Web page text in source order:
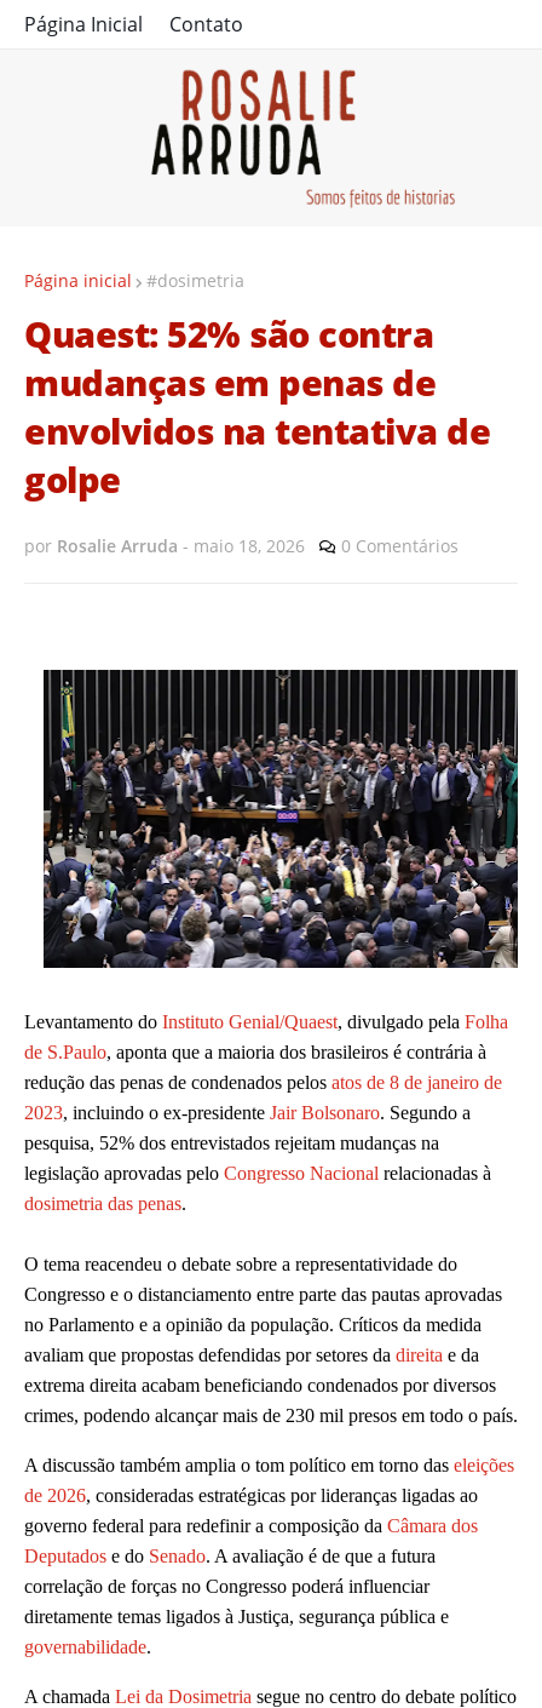
Página Inicial Contato
Página inicial #dosimetria
Quaest: 52% são contra
mudanças em penas de
envolvidos na tentativa de
golpe
por Rosalie Arruda - maio 18, 2026 0 Comentários
Levantamento do Instituto Genial/Quaest, divulgado pela Folha
de S.Paulo, aponta que a maioria dos brasileiros é contrária à
redução das penas de condenados pelos atos de 8 de janeiro de
2023, incluindo o ex-presidente Jair Bolsonaro. Segundo a
pesquisa, 52% dos entrevistados rejeitam mudanças na
legislação aprovadas pelo Congresso Nacional relacionadas à
dosimetria das penas.
O tema reacendeu o debate sobre a representatividade do
Congresso e o distanciamento entre parte das pautas aprovadas
no Parlamento e a opinião da população. Críticos da medida
avaliam que propostas defendidas por setores da direita e da
extrema direita acabam beneficiando condenados por diversos
crimes, podendo alcançar mais de 230 mil presos em todo o país.
A discussão também amplia o tom político em torno das eleições
de 2026, consideradas estratégicas por lideranças ligadas ao
governo federal para redefinir a composição da Câmara dos
Deputados e do Senado. A avaliação é de que a futura
correlação de forças no Congresso poderá influenciar
diretamente temas ligados à Justiça, segurança pública e
governabilidade.
A chamada Lei da Dosimetria segue no centro do debate político